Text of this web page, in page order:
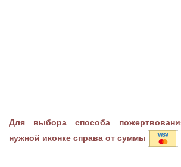
Для выбора способа
нужной иконке справа от суммы